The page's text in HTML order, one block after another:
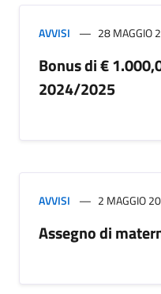
AVVISI 28 MAGGIO
Bonus di €
2024/2025
AVVISI 2 MAGGIO
Assegno di